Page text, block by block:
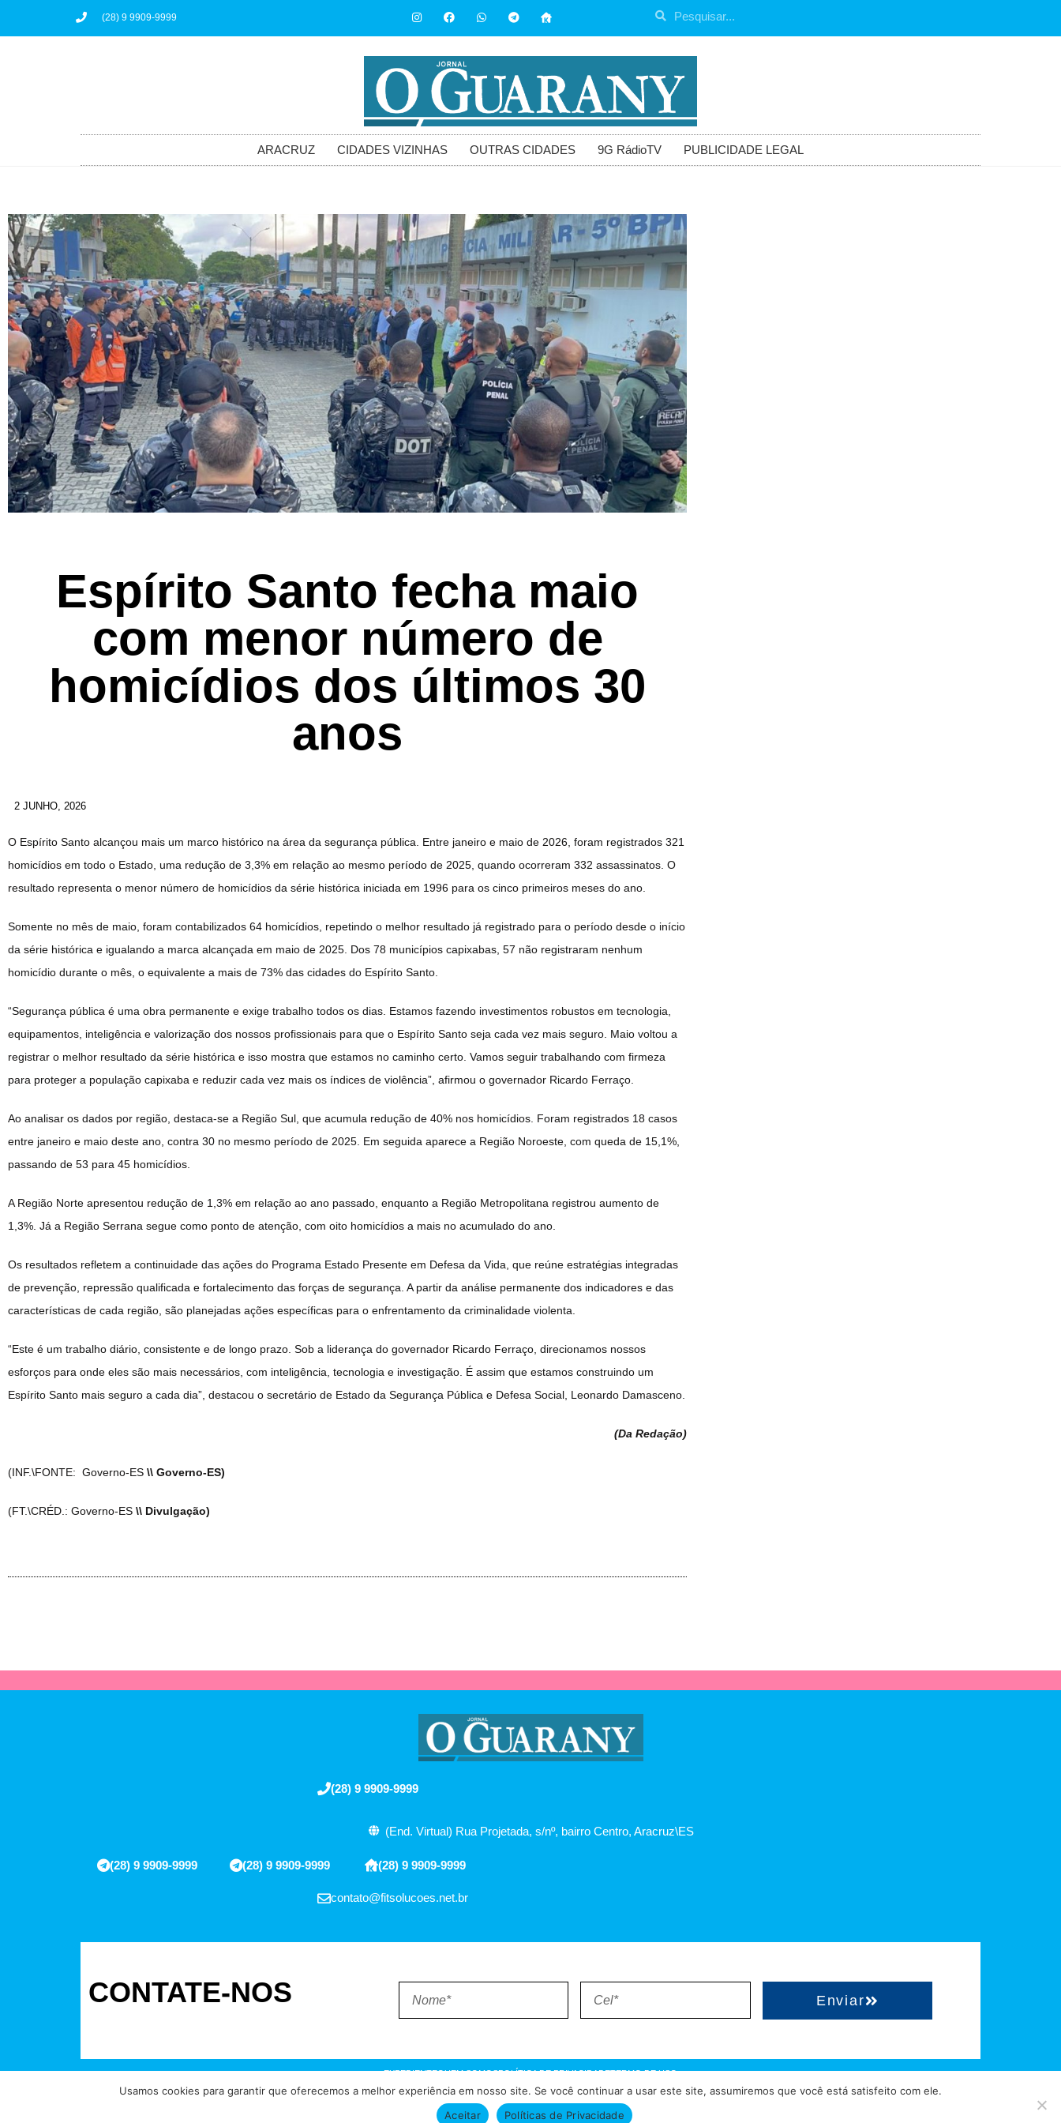
(28) 9 9909-9999
ARACRUZ CIDADES VIZINHAS OUTRAS CIDADES 9G RádioTV PUBLICIDADE LEGAL
Espírito Santo fecha maio
com menor número de
homicídios dos últimos 30
anos
2 JUNHO, 2026
O Espírito Santo alcançou mais um marco histórico na área da segurança pública. Entre janeiro e maio de 2026, foram registrados 321
homicídios em todo o Estado, uma redução de 3,3% em relação ao mesmo período de 2025, quando ocorreram 332 assassinatos. O
resultado representa o menor número de homicídios da série histórica iniciada em 1996 para os cinco primeiros meses do ano.
Somente no mês de maio, foram contabilizados 64 homicídios, repetindo o melhor resultado já registrado para o período desde o início
da série histórica e igualando a marca alcançada em maio de 2025. Dos 78 municípios capixabas, 57 não registraram nenhum
homicídio durante o mês, o equivalente a mais de 73% das cidades do Espírito Santo.
“Segurança pública é uma obra permanente e exige trabalho todos os dias. Estamos fazendo investimentos robustos em tecnologia,
equipamentos, inteligência e valorização dos nossos profissionais para que o Espírito Santo seja cada vez mais seguro. Maio voltou a
registrar o melhor resultado da série histórica e isso mostra que estamos no caminho certo. Vamos seguir trabalhando com firmeza
para proteger a população capixaba e reduzir cada vez mais os índices de violência”, afirmou o governador Ricardo Ferraço.
Ao analisar os dados por região, destaca-se a Região Sul, que acumula redução de 40% nos homicídios. Foram registrados 18 casos
entre janeiro e maio deste ano, contra 30 no mesmo período de 2025. Em seguida aparece a Região Noroeste, com queda de 15,1%,
passando de 53 para 45 homicídios.
A Região Norte apresentou redução de 1,3% em relação ao ano passado, enquanto a Região Metropolitana registrou aumento de
1,3%. Já a Região Serrana segue como ponto de atenção, com oito homicídios a mais no acumulado do ano.
Os resultados refletem a continuidade das ações do Programa Estado Presente em Defesa da Vida, que reúne estratégias integradas
de prevenção, repressão qualificada e fortalecimento das forças de segurança. A partir da análise permanente dos indicadores e das
características de cada região, são planejadas ações específicas para o enfrentamento da criminalidade violenta.
“Este é um trabalho diário, consistente e de longo prazo. Sob a liderança do governador Ricardo Ferraço, direcionamos nossos
esforços para onde eles são mais necessários, com inteligência, tecnologia e investigação. É assim que estamos construindo um
Espírito Santo mais seguro a cada dia”, destacou o secretário de Estado da Segurança Pública e Defesa Social, Leonardo Damasceno.
(Da Redação)
(INF.\FONTE: Governo-ES \\ Governo-ES)
(FT.\CRÉD.: Governo-ES \\ Divulgação)
(28) 9 9909-9999
(End. Virtual) Rua Projetada, s/nº, bairro Centro, Aracruz\ES
(28) 9 9909-9999 (28) 9 9909-9999 (28) 9 9909-9999
contato@fitsolucoes.net.br
CONTATE-NOS Enviar
EXPEDIENTEQUEM SOMOSPOLÍTICA DE PRIVACIDADETERMO DE USO
Direitos reservados à FIT Soluções = Atualizado pelo Consórcio de Agências: Kriativuz – Philadelphia – AGS2 = Hospedado em
Usamos cookies para garantir que oferecemos a melhor experiência em nosso site. Se você continuar a usar este site, assumiremos que você está satisfeito com ele.
Aceitar
Políticas de Privacidade